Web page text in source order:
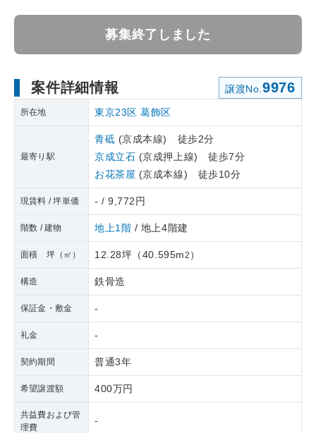
募集終了しました
案件詳細情報 譲渡No. 9976
所在地 東京23区 葛飾区
最寄り駅
青砥 (京成本線) 徒歩2分
京成立石 (京成押上線) 徒歩7分
お花茶屋 (京成本線) 徒歩10分
現賃料 / 坪単価 - / 9,772円
階数 / 建物 地上1階 / 地上4階建
面積 坪（㎡） 12.28坪 （40.595m2 ）
構造 鉄骨造
保証金・敷金 -
礼金 -
契約期間 普通3年
希望譲渡額 400万円
共益費および管
理費
-